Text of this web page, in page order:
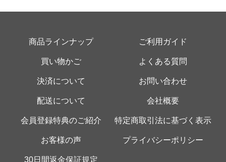
商品ラインナップ ご利用ガイド
買い物かご よくある質問
決済について お問い合わせ
配送について 会社概要
会員登録特典のご紹介 特定商取引法に基づく表示
お客様の声 プライバシーポリシー
30日間返金保証規定